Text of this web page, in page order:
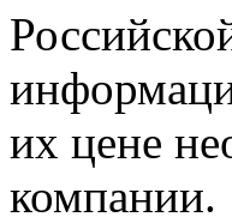
их цене
компании.